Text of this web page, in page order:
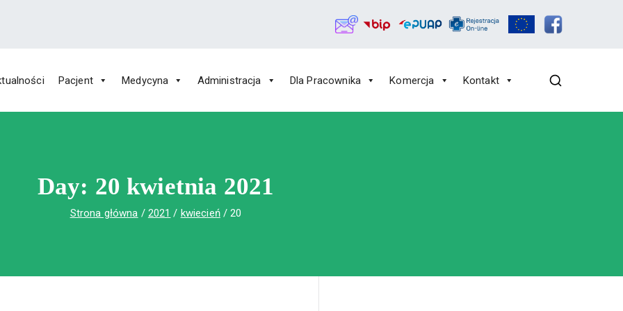
Św. Rafała w Czerwonej Górze
Rafała w Czerwonej Górze
Pacjent Medycyna Administracja Dla Pracownika Komercja Kontakt
Day: 20 kwietnia 2021
Strona główna 2021 kwiecień 20